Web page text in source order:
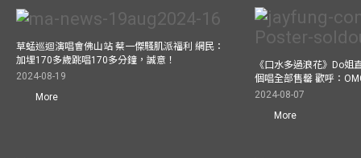
草蜢巡迴演唱會佛山站 蔡一傑騷肌派福利 網民：
加埋170多歲跳唱170多分鐘，誠意！
2024-08-19
More
《口水多過浪花》Do姐
個唱全部售罄 歡呼：
2024-08-07
More